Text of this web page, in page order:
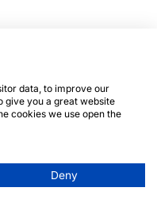
data, to improve our
give you a great website
cookies we use open the
Deny